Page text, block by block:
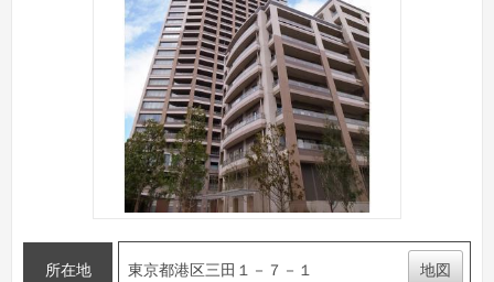
所在地 東京都港区三田１－７－１ 地図